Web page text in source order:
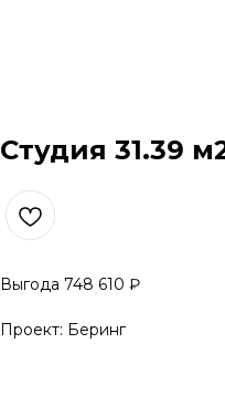
Студия 31.39
Выгода 748 610 ₽
Проект: Беринг